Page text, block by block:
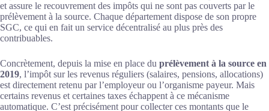
et assure le recouvrement des impôts qui ne sont pas couverts par le
prélèvement à la source. Chaque département dispose de son propre
SGC, ce qui en fait un service décentralisé au plus près des
contribuables.
Concrètement, depuis la mise en place du prélèvement à la source en
2019, l’impôt sur les revenus réguliers (salaires, pensions, allocations)
est directement retenu par l’employeur ou l’organisme payeur. Mais
certains revenus et certaines taxes échappent à ce mécanisme
automatique. C’est précisément pour collecter ces montants que le